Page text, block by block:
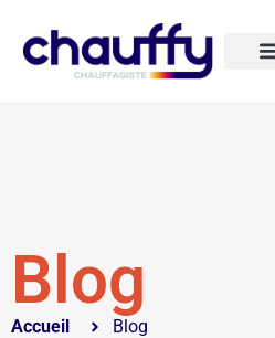
Blog
Accueil Blog